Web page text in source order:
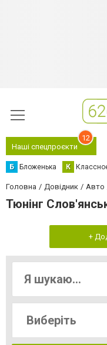
Наші спецпроєкти
12
Б Бложенька К
Головна Довідник Авто
Тюнінг
+